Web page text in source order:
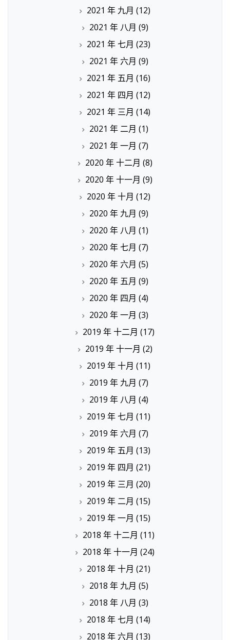
2021 年 九月 (12)
2021 年 八月 (9)
2021 年 七月 (23)
2021 年 六月 (9)
2021 年 五月 (16)
2021 年 四月 (12)
2021 年 三月 (14)
2021 年 二月 (1)
2021 年 一月 (7)
2020 年 十二月 (8)
2020 年 十一月 (9)
2020 年 十月 (12)
2020 年 九月 (9)
2020 年 八月 (1)
2020 年 七月 (7)
2020 年 六月 (5)
2020 年 五月 (9)
2020 年 四月 (4)
2020 年 一月 (3)
2019 年 十二月 (17)
2019 年 十一月 (2)
2019 年 十月 (11)
2019 年 九月 (7)
2019 年 八月 (4)
2019 年 七月 (11)
2019 年 六月 (7)
2019 年 五月 (13)
2019 年 四月 (21)
2019 年 三月 (20)
2019 年 二月 (15)
2019 年 一月 (15)
2018 年 十二月 (11)
2018 年 十一月 (24)
2018 年 十月 (21)
2018 年 九月 (5)
2018 年 八月 (3)
2018 年 七月 (14)
2018 年 六月 (13)